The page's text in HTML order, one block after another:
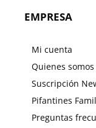
EMPRESA
Mi cuenta
Quienes somos
Suscripción
Pifantines
Preguntas